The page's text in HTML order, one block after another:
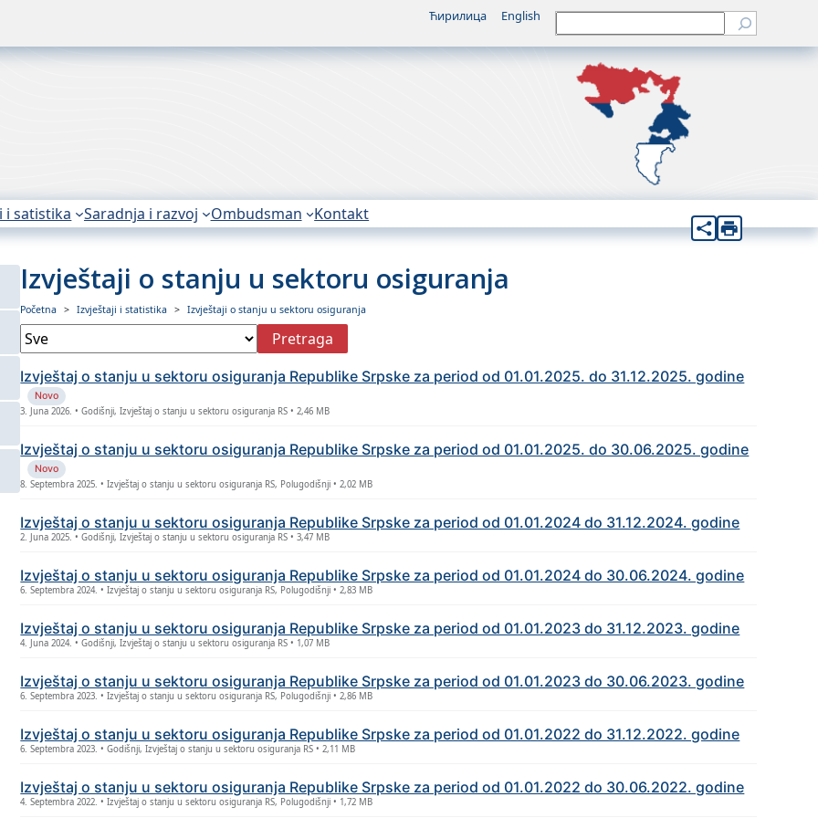
Ћирилица English Претрага
i satistika Saradnja i razvoj Ombudsman Kontakt
Izvještaji o stanju u sektoru osiguranja
Početna Izvještaji i statistika Izvještaji o stanju u sektoru osiguranja
Pretraga
Izvještaj o stanju u sektoru osiguranja Republike Srpske za period od 01.01.2025. do 31.12.2025. godine
Novo
3. Juna 2026. • Godišnji, Izvještaj o stanju u sektoru osiguranja RS • 2,46 MB
Izvještaj o stanju u sektoru osiguranja Republike Srpske za period od 01.01.2025. do 30.06.2025. godine
Novo
8. Septembra 2025. • Izvještaj o stanju u sektoru osiguranja RS, Polugodišnji • 2,02 MB
Izvještaj o stanju u sektoru osiguranja Republike Srpske za period od 01.01.2024 do 31.12.2024. godine
2. Juna 2025. • Godišnji, Izvještaj o stanju u sektoru osiguranja RS • 3,47 MB
Izvještaj o stanju u sektoru osiguranja Republike Srpske za period od 01.01.2024 do 30.06.2024. godine
6. Septembra 2024. • Izvještaj o stanju u sektoru osiguranja RS, Polugodišnji • 2,83 MB
Izvještaj o stanju u sektoru osiguranja Republike Srpske za period od 01.01.2023 do 31.12.2023. godine
4. Juna 2024. • Godišnji, Izvještaj o stanju u sektoru osiguranja RS • 1,07 MB
Izvještaj o stanju u sektoru osiguranja Republike Srpske za period od 01.01.2023 do 30.06.2023. godine
6. Septembra 2023. • Izvještaj o stanju u sektoru osiguranja RS, Polugodišnji • 2,86 MB
Izvještaj o stanju u sektoru osiguranja Republike Srpske za period od 01.01.2022 do 31.12.2022. godine
6. Septembra 2023. • Godišnji, Izvještaj o stanju u sektoru osiguranja RS • 2,11 MB
Izvještaj o stanju u sektoru osiguranja Republike Srpske za period od 01.01.2022 do 30.06.2022. godine
4. Septembra 2022. • Izvještaj o stanju u sektoru osiguranja RS, Polugodišnji • 1,72 MB